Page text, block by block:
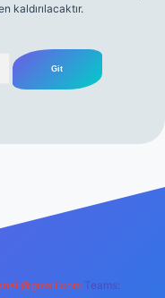
kaldırılacaktır.
Teams: